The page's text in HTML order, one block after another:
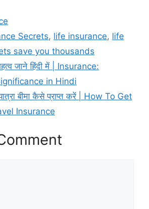
Secrets, life insurance, life
save you thousands
जाने हिंदी में | Insurance:
in Hindi
बीमा कैसे प्राप्त करें | How To Get
Insurance